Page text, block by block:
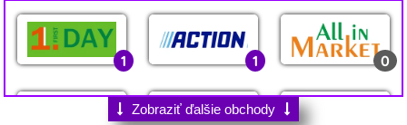
1 1 0
Zobraziť ďalšie obchody